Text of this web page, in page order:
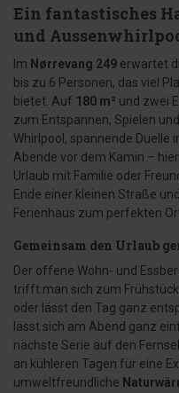
Ein fantastisches
und
Im Nørrevang 249 erwartet
bis zu 6 Personen, das viel
bietet. Auf 180 m² und zwei
zum Entspannen, Spielen
Whirlpool, spannende
Abende vor dem Kamin –
Urlaub mit Familie oder
Ende einer kleinen Straße
Ferienhaus zum perfekten
Gemeinsam den Urlaub
Der offene Wohn- und
trifft man sich zum
oder lässt den Tag ganz
lässt sich am Abend ganz
nächste Serie auf den
an kühleren Tagen für eine
umweltfreundliche